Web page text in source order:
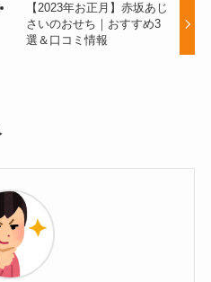
【2023年お正月】赤坂あじ
さいのおせち｜おすすめ3
選＆口コミ情報